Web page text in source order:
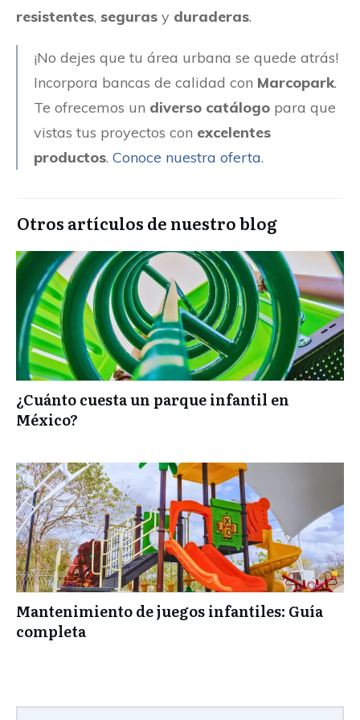
resistentes, seguras y duraderas.
¡No dejes que tu área urbana se quede atrás!
Incorpora bancas de calidad con Marcopark.
Te ofrecemos un diverso catálogo para que
vistas tus proyectos con excelentes
productos. Conoce nuestra oferta.
Otros artículos de nuestro blog
¿Cuánto cuesta un parque infantil en
México?
Mantenimiento de juegos infantiles: Guía
completa